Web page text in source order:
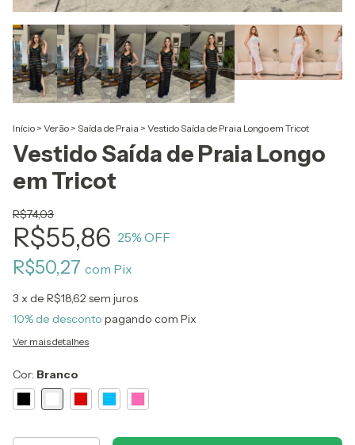
Início > Verão > Saída de Praia > Vestido Saída de Praia Longo em Tricot
Vestido Saída de Praia Longo
em Tricot
R$74,03
R$55,86 25% OFF
R$50,27 com Pix
3 x de R$18,62sem juros
10% de desconto pagando com Pix
Ver mais detalhes
Cor: Branco